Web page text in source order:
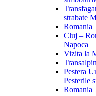
strabate
Romania
Cluj –
Napoca
Vizita la
Pestera
Pesterile
Romania